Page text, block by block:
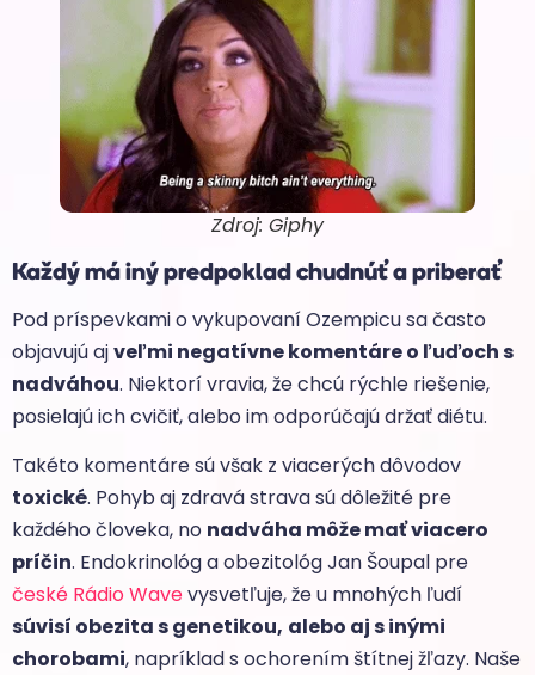
Zdroj: Giphy
Každý má iný predpoklad chudnúť a priberať
Pod príspevkami o vykupovaní Ozempicu sa často
objavujú ajveľmi negatívne komentáre o ľuďoch s
nadváhou. Niektorí vravia, že chcú rýchle riešenie,
posielajú ich cvičiť, alebo im odporúčajú držať diétu.
Takéto komentáre sú však z viacerých dôvodov
toxické. Pohyb aj zdravá strava sú dôležité pre
každého človeka, no nadváha môže mať viacero
príčin. Endokrinológ a obezitológ Jan Šoupal pre
české Rádio Wavevysvetľuje, že u mnohých ľudí
súvisí obezita s genetikou, alebo aj s inými
chorobami, napríklad s ochorením štítnej žľazy. Naše